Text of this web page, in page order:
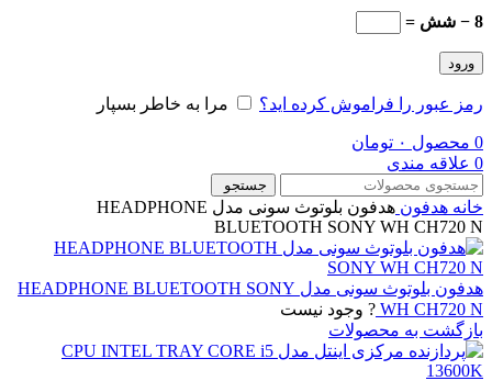
8 − شش =
ورود
رمز عبور را فراموش کرده اید؟ مرا به خاطر بسپار
0 محصول ۰ تومان
0 علاقه مندی
جستجو
خانه هدفون
هدفون بلوتوث سونی مدل HEADPHONE
BLUETOOTH SONY WH CH720 N
هدفون بلوتوث سونی مدل HEADPHONE BLUETOOTH SONY
WH CH720 N ? وجود نیست
بازگشت به محصولات